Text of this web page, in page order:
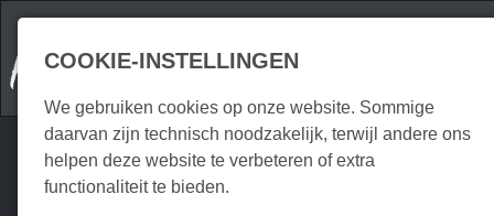
COOKIE-INSTELLINGEN
We gebruiken cookies op onze website. Sommige
daarvan zijn technisch noodzakelijk, terwijl andere ons
helpen deze website te verbeteren of extra
functionaliteit te bieden.